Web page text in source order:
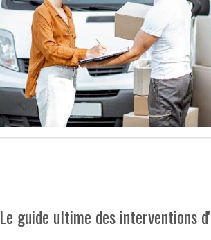
Le guide ultime des interventions